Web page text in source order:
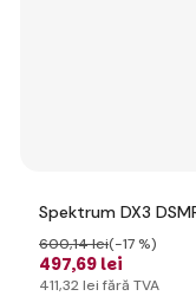
Spektrum DX3
497,69 lei
600,14 lei(-17 %)
411,32 lei fără TVA